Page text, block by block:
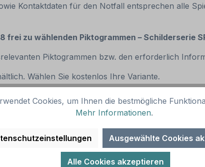
Kontaktdaten für den Notfall entsprechen alle
frei zu wählenden Piktogrammen – Schilderserie
Piktogrammen bzw. den erforderlich
Wählen Sie kostenlos Ihre Variante.
Cookies, um Ihnen die bestmögliche
Mehr Informationen.
Ausgewählte Cookies
Alle Cookies akzeptieren